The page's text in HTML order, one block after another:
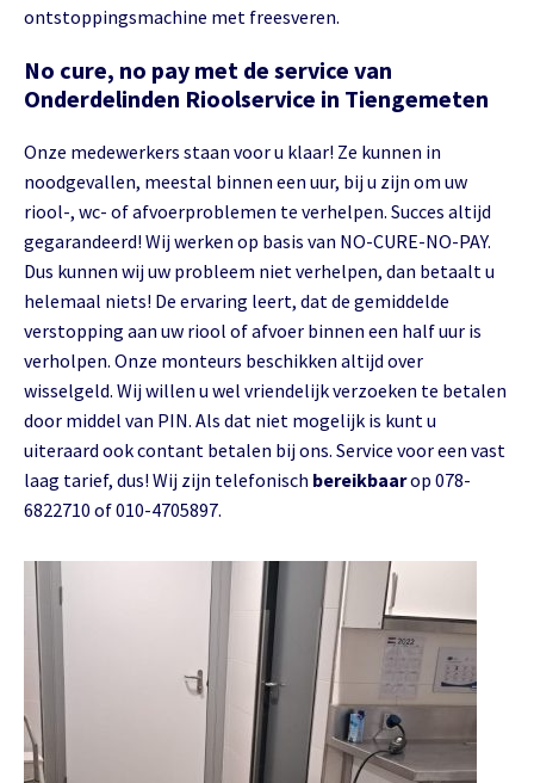
ontstoppingsmachine met freesveren.
No cure, no pay met de service van
Onderdelinden Rioolservice in Tiengemeten
Onze medewerkers staan voor u klaar! Ze kunnen in
noodgevallen, meestal binnen een uur, bij u zijn om uw
riool-, wc- of afvoerproblemen te verhelpen. Succes altijd
gegarandeerd! Wij werken op basis van NO-CURE-NO-PAY.
Dus kunnen wij uw probleem niet verhelpen, dan betaalt u
helemaal niets! De ervaring leert, dat de gemiddelde
verstopping aan uw riool of afvoer binnen een half uur is
verholpen. Onze monteurs beschikken altijd over
wisselgeld. Wij willen u wel vriendelijk verzoeken te betalen
door middel van PIN. Als dat niet mogelijk is kunt u
uiteraard ook contant betalen bij ons. Service voor een vast
laag tarief, dus! Wij zijn telefonisch bereikbaarop 078-
6822710 of 010-4705897.